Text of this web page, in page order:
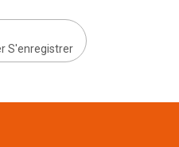
S'enregistrer